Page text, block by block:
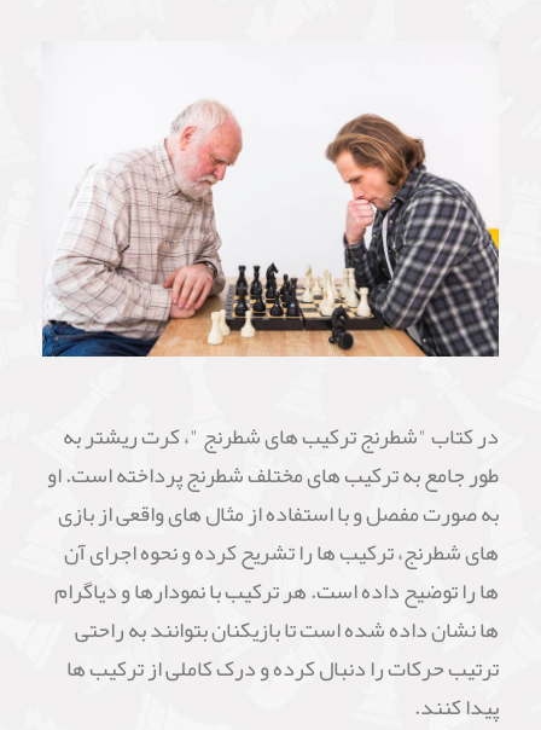
در کتاب "شطرنج ترکیب های شطرنج "، کرت ریشتر به
طور جامع به ترکیب های مختلف شطرنج پرداخته است. او
به صورت مفصل و با استفاده از مثال های واقعی از بازی
های شطرنج، ترکیب ها را تشریح کرده و نحوه اجرای آن
ها را توضیح داده است. هر ترکیب با نمودارها و دیاگرام
ها نشان داده شده است تا بازیکنان بتوانند به راحتی
ترتیب حرکات را دنبال کرده و درک کاملی از ترکیب ها
پیدا کنند.